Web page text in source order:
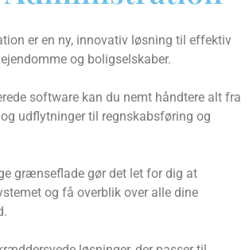
er en ny, innovativ løsning til effektiv
og boligselskaber.
software kan du nemt håndtere alt fra
udflytninger til regnskabsføring og
grænseflade gør det let for dig at
og få overblik over alle dine